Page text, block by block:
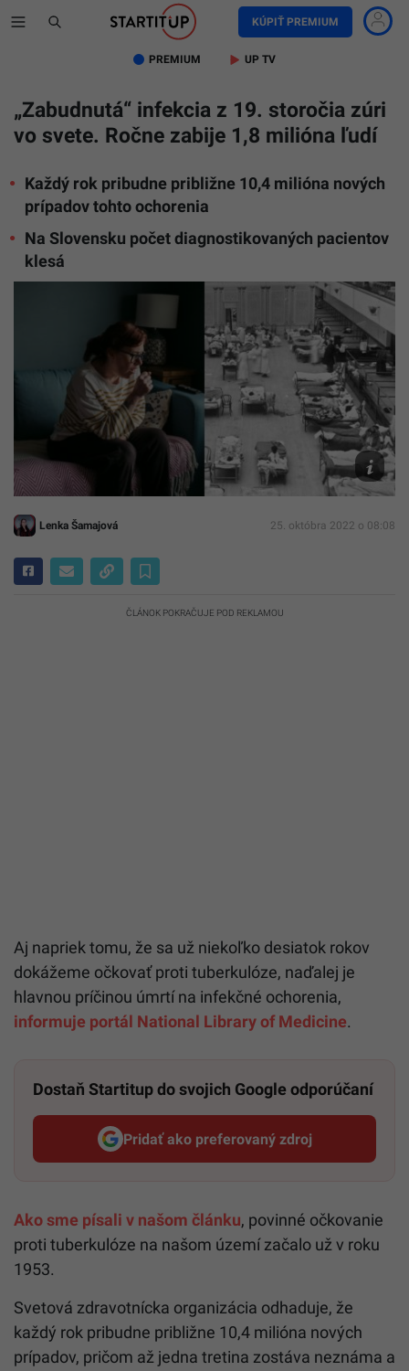
KÚPIŤ PREMIUM
PREMIUM UP TV
„Zabudnutá“ infekcia z 19. storočia zúri
vo svete. Ročne zabije 1,8 milióna ľudí
Každý rok pribudne približne 10,4 milióna nových
prípadov tohto ochorenia
Na Slovensku počet diagnostikovaných pacientov
klesá
Spratt,
TASR/
A.
"Doc"
Rogers/
of
Congress
via
AP
Lenka Šamajová 25. októbra 2022 o 08:08
ČLÁNOK POKRAČUJE POD REKLAMOU
Aj napriek tomu, že sa už niekoľko desiatok rokov
dokážeme očkovať proti tuberkulóze, naďalej je
hlavnou príčinou úmrtí na infekčné ochorenia,
informuje portál National Library of Medicine.
Dostaň Startitup do svojich Google odporúčaní
Pridať ako preferovaný zdroj
Startitup, odkaz sa otvorí v
Ako sme písali v našom článku, povinné očkovanie
proti tuberkulóze na našom území začalo už v roku
1953.
Svetová zdravotnícka organizácia odhaduje, že
každý rok pribudne približne 10,4 milióna nových
prípadov, pričom až jedna tretina zostáva neznáma a